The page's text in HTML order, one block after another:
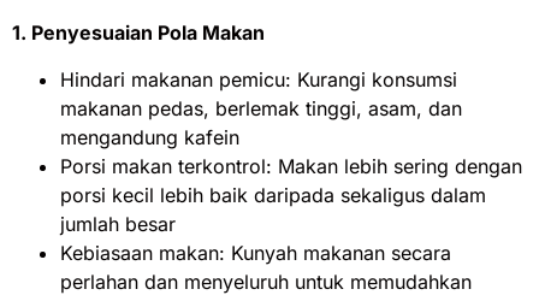
1. Penyesuaian Pola Makan
Hindari makanan pemicu: Kurangi konsumsi
makanan pedas, berlemak tinggi, asam, dan
mengandung kafein
Porsi makan terkontrol: Makan lebih sering dengan
porsi kecil lebih baik daripada sekaligus dalam
jumlah besar
Kebiasaan makan: Kunyah makanan secara
perlahan dan menyeluruh untuk memudahkan